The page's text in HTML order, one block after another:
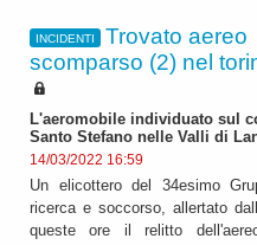
INCIDENTI
Trovato aereo
scomparso (2) nel
L'aeromobile individuato sul
Santo Stefano nelle Valli di
14/03/2022 16:59
Un elicottero del 34esimo
ricerca e soccorso, allertato
queste ore il relitto